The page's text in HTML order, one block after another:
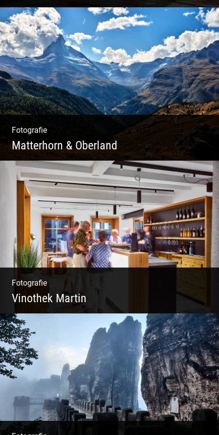
Philosophie | Asana | Yogapraxis
Fotografie
Matterhorn & Oberland
Impressionen Gornergrat & Berner Oberland
Fotografie
Vinothek Martin
Shooting Vinothek und Ferienwohnung